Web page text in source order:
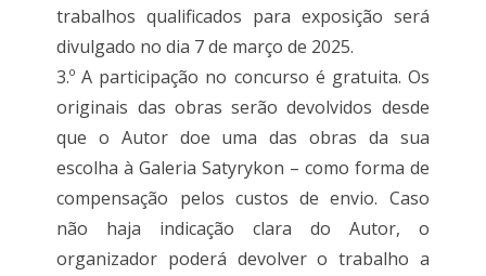
trabalhos qualificados para exposição será
divulgado no dia 7 de março de 2025.
3.º A participação no concurso é gratuita. Os
originais das obras serão devolvidos desde
que o Autor doe uma das obras da sua
escolha à Galeria Satyrykon – como forma de
compensação pelos custos de envio. Caso
não haja indicação clara do Autor, o
organizador poderá devolver o trabalho a